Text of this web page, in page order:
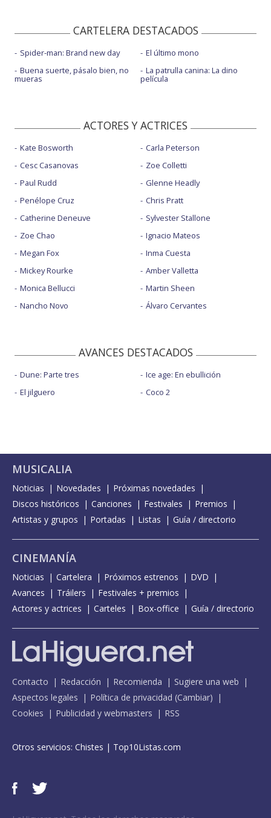
CARTELERA DESTACADOS
Spider-man: Brand new day
Buena suerte, pásalo bien, no
mueras
El último mono
La patrulla canina: La dino
película
ACTORES Y ACTRICES
Kate Bosworth
Cesc Casanovas
Paul Rudd
Penélope Cruz
Catherine Deneuve
Zoe Chao
Megan Fox
Mickey Rourke
Monica Bellucci
Nancho Novo
Carla Peterson
Zoe Colletti
Glenne Headly
Chris Pratt
Sylvester Stallone
Ignacio Mateos
Inma Cuesta
Amber Valletta
Martin Sheen
Álvaro Cervantes
AVANCES DESTACADOS
Dune: Parte tres
El jilguero
Ice age: En ebullición
Coco 2
MUSICALIA
Noticias Novedades
Próximas novedades
Discos históricos
Canciones Festivales
Premios
Artistas y grupos
Portadas Listas Guía / directorio
CINEMANÍA
Noticias Cartelera Próximos estrenos
DVD
Avances
Tráilers
Festivales + premios
Actores y actrices
Carteles Box-office Guía / directorio
Contacto Redacción Recomienda
Sugiere una web
Aspectos legales
Política de privacidad (Cambiar)
Cookies
Publicidad y webmasters RSS
Otros servicios: Chistes | Top10Listas.com